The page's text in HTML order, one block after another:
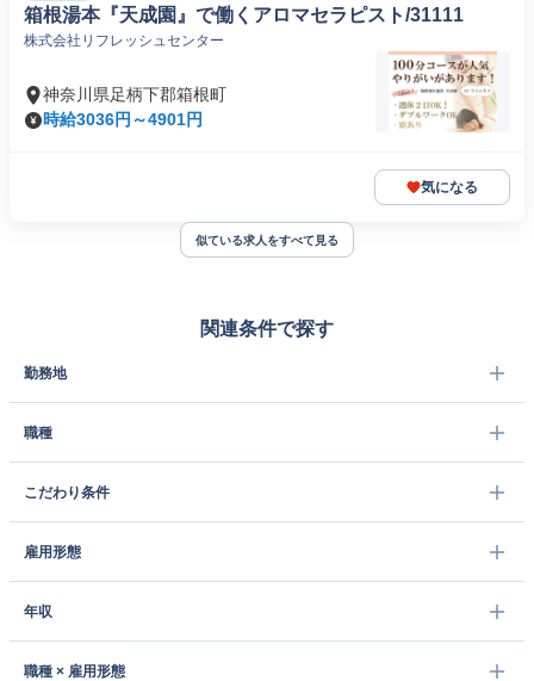
箱根湯本『天成園』で働くアロマセラピスト/31111
株式会社リフレッシュセンター
神奈川県足柄下郡箱根町
時給3036円～4901円
気になる
似ている求人をすべて見る
関連条件で探す
勤務地
職種
こだわり条件
雇用形態
年収
職種 × 雇用形態